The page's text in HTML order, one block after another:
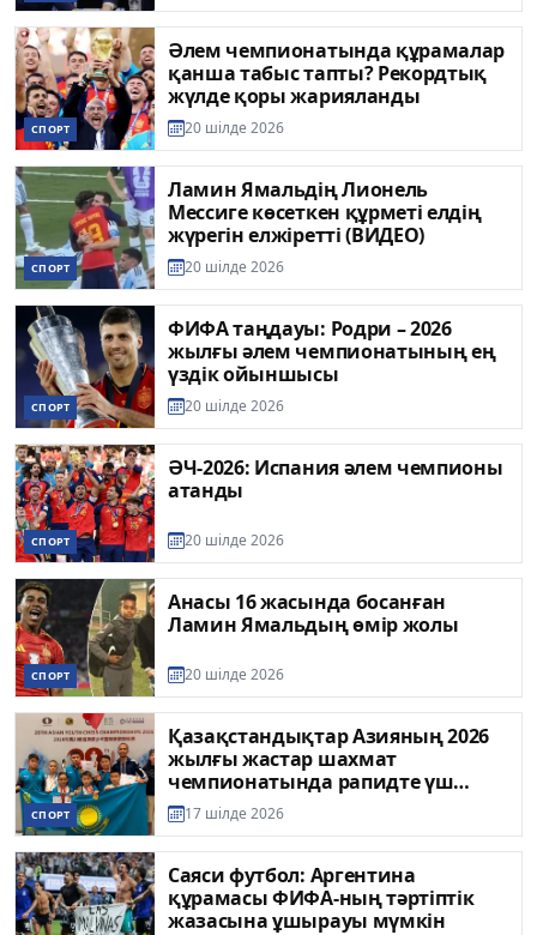
СПОРТ
Әлем чемпионатында құрамалар
қанша табыс тапты? Рекордтық
жүлде қоры жарияланды
20 шілде 2026
СПОРТ
Ламин Ямальдің Лионель
Мессиге көсеткен құрметі елдің
жүрегін елжіретті (ВИДЕО)
20 шілде 2026
СПОРТ
ФИФА таңдауы: Родри – 2026
жылғы әлем чемпионатының ең
үздік ойыншысы
20 шілде 2026
СПОРТ
ӘЧ-2026: Испания әлем чемпионы
атанды
20 шілде 2026
СПОРТ
Анасы 16 жасында босанған
Ламин Ямальдың өмір жолы
20 шілде 2026
СПОРТ
Қазақстандықтар Азияның 2026
жылғы жастар шахмат
чемпионатында рапидте үш
алтын медаль жеңіп алды
17 шілде 2026
Саяси футбол: Аргентина
құрамасы ФИФА-ның тәртіптік
жазасына ұшырауы мүмкін